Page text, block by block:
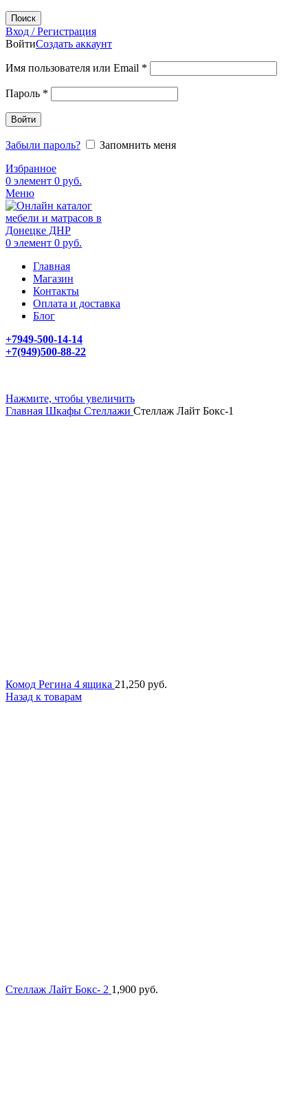
Поиск
Вход / Регистрация
ВойтиСоздать аккаунт
Имя пользователя или Email *
Пароль *
Войти
Забыли пароль?
Запомнить меня
Избранное
0 элемент 0 руб.
Меню
0 элемент 0 руб.
Главная
Магазин
Контакты
Оплата и доставка
Блог
+7949-500-14-14
+7(949)500-88-22
Нажмите, чтобы увеличить
Главная Шкафы Стеллажи Стеллаж Лайт Бокс-1
Комод Регина 4 ящика 21,250 руб.
Назад к товарам
Стеллаж Лайт Бокс- 2 1,900 руб.